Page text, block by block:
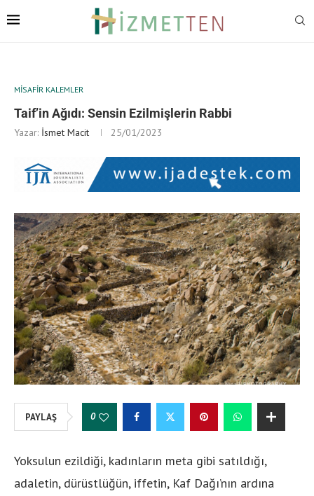
MISAFIR KALEMLER
Taif’in Ağıdı: Sensin Ezilmişlerin Rabbi
Yazar: İsmet Macit 25/01/2023
PAYLAŞ 0
Yoksulun ezildiği, kadınların meta gibi satıldığı,
adaletin, dürüstlüğün, iffetin, Kaf Dağı’nın ardına